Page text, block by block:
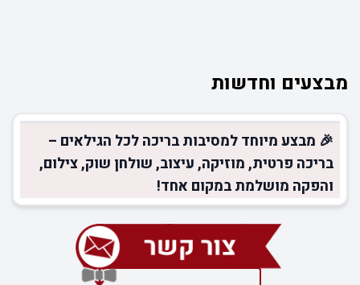
מבצעים וחדשות
🎉 מבצע מיוחד למסיבות בריכה לכל הגילאים –
בריכה פרטית, מוזיקה, עיצוב, שולחן שוק, צילום,
והפקה מושלמת במקום אחד!